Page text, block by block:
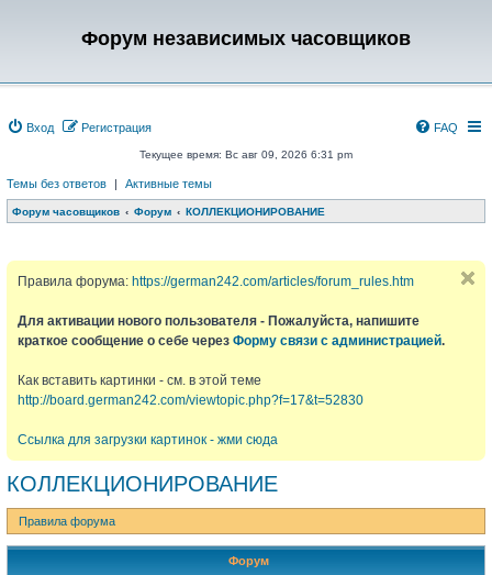
Форум независимых часовщиков
Вход Регистрация FAQ
Текущее время: Вс авг 09, 2026 6:31 pm
Темы без ответов | Активные темы
Форум часовщиков Форум КОЛЛЕКЦИОНИРОВАНИЕ
Правила форума: https://german242.com/articles/forum_rules.htm
Для активации нового пользователя - Пожалуйста, напишите
краткое сообщение о себе через Форму связи с администрацией.
Как вставить картинки - см. в этой теме
http://board.german242.com/viewtopic.php?f=17&t=52830
Ссылка для загрузки картинок - жми сюда
КОЛЛЕКЦИОНИРОВАНИЕ
Правила форума
Форум